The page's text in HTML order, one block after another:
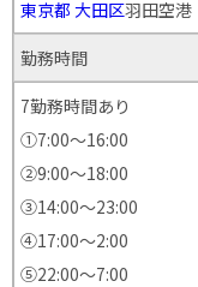
東京都 大田区羽田空港
勤務時間
7勤務時間あり
①7:00～16:00
②9:00～18:00
③14:00～23:00
④17:00～2:00
⑤22:00～7:00